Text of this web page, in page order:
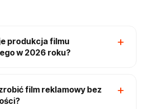
produkcja filmu
w 2026 roku?
film reklamowy bez